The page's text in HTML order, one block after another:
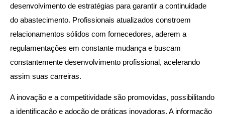
desenvolvimento de estratégias para garantir a continuidade
do abastecimento. Profissionais atualizados constroem
relacionamentos sólidos com fornecedores, aderem a
regulamentações em constante mudança e buscam
constantemente desenvolvimento profissional, acelerando
assim suas carreiras.
A inovação e a competitividade são promovidas, possibilitando
a identificação e adoção de práticas inovadoras. A informação